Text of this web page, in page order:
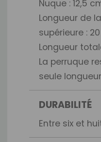
Nuque : 12,5
Longueur de
supérieure :
Longueur
La perruque
seule
DURABILITÉ
Entre six et